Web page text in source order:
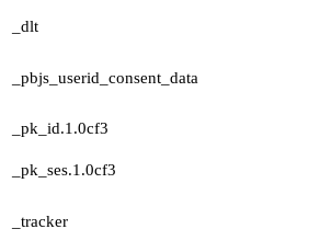
_dlt
_pbjs_userid_consent_data
_pk_id.1.0cf3
_pk_ses.1.0cf3
_tracker